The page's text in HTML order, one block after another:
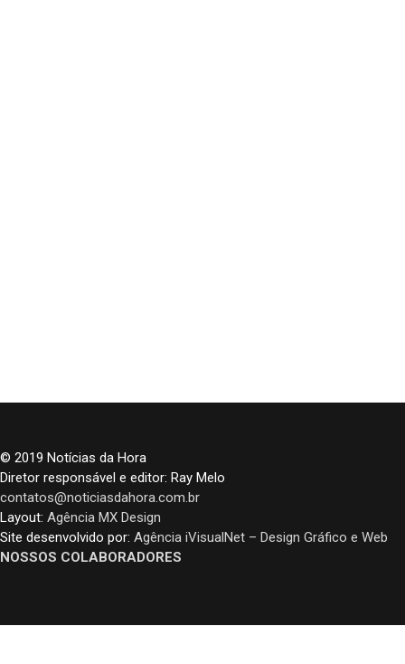
© 2019 Notícias da Hora
Diretor responsável e editor: Ray Melo
contatos@noticiasdahora.com.br
Layout: Agência MX Design
Site desenvolvido por: Agência iVisualNet – Design Gráfico e Web
NOSSOS COLABORADORES